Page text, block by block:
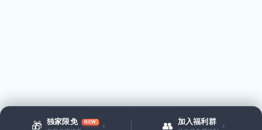
🎁 独家限免 NEW › 👥 加入福利群 ›